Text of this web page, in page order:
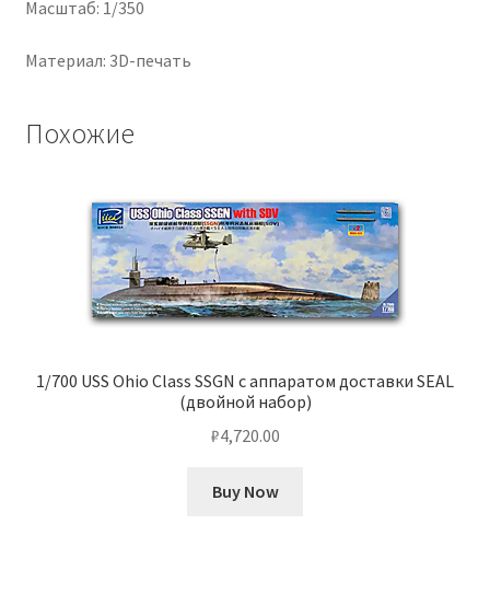
Масштаб: 1/350
Материал: 3D-печать
Похожие
1/700 USS Ohio Class SSGN с аппаратом доставки SEAL
(двойной набор)
₽4,720.00
Buy Now